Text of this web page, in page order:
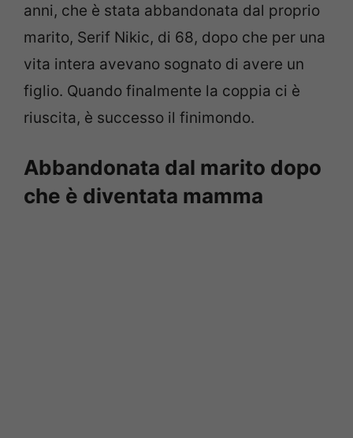
anni, che è stata abbandonata dal proprio
marito, Serif Nikic, di 68, dopo che per una
vita intera avevano sognato di avere un
figlio. Quando finalmente la coppia ci è
riuscita, è successo il finimondo.
Abbandonata dal marito dopo
che è diventata mamma